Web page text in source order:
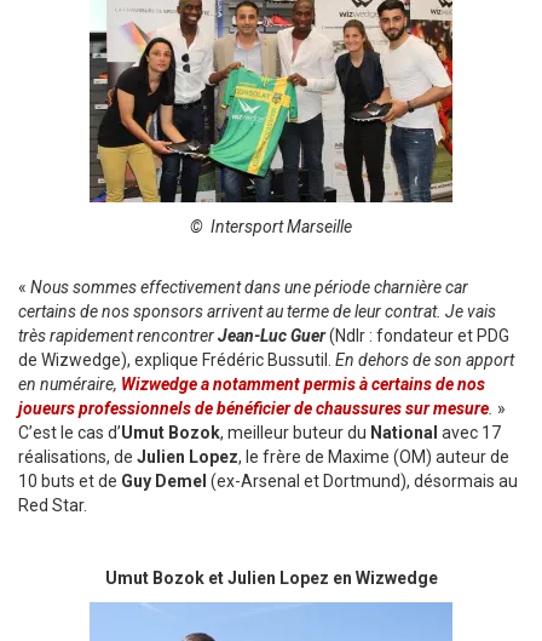
© Intersport Marseille
« Nous sommes effectivement dans une période charnière car
certains de nos sponsors arrivent au terme de leur contrat. Je vais
très rapidement rencontrerJean-Luc Guer(Ndlr : fondateur et PDG
de Wizwedge), explique Frédéric Bussutil. En dehors de son apport
en numéraire, Wizwedge a notamment permis à certains de nos
joueurs professionnels de bénéficier de chaussures sur mesure »
C’est le cas d’Umut Bozok, meilleur buteur du National avec 17
réalisations, de Julien Lopez, le frère de Maxime (OM) auteur de
10 buts et de Guy Demel (ex-Arsenal et Dortmund), désormais au
Red Star.
Umut Bozok et Julien Lopez en Wizwedge